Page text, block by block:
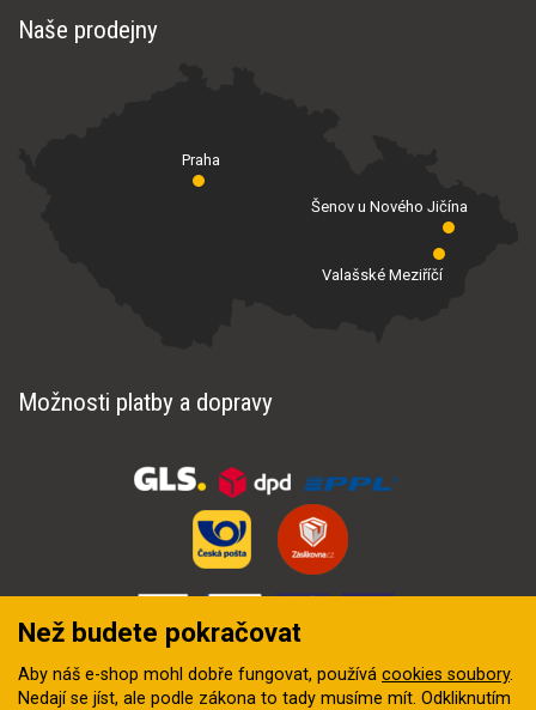
Naše prodejny
Praha
Valašské Meziříčí
Šenov u Nového Jičína
Možnosti platby a dopravy
Než budete pokračovat
Aby náš e-shop mohl dobře fungovat, používá cookies soubory.
Nedají se jíst, ale podle zákona to tady musíme mít. Odkliknutím